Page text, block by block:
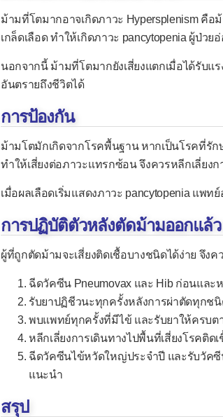
ม้ามที่โตมากอาจเกิดภาวะ Hypersplenism คือ
เกล็ดเลือด ทำให้เกิดภาวะ pancytopenia ผู้ป่วย
นอกจากนี้ ม้ามที่โตมากยังเสี่ยงแตกเมื่อได้รับแ
อันตรายถึงชีวิตได้
การป้องกัน
ม้ามโตมักเกิดจากโรคพื้นฐาน หากเป็นโรคที่รั
ทำให้เสี่ยงต่อภาวะแทรกซ้อน จึงควรหลีกเลี่ยง
เมื่อผลเลือดเริ่มแสดงภาวะ pancytopenia แ
การปฏิบัติตัวหลังตัดม้ามออกแล้ว
ผู้ที่ถูกตัดม้ามจะเสี่ยงติดเชื้อบางชนิดได้ง่าย จึง
ฉีดวัคซีน Pneumovax และ Hib ก่อนและ
รับยาปฏิชีวนะทุกครั้งหลังการผ่าตัดทุกช
พบแพทย์ทุกครั้งที่มีไข้ และรับยาให้ครบต
หลีกเลี่ยงการเดินทางไปพื้นที่เสี่ยงโรคติด
ฉีดวัคซีนไข้หวัดใหญ่ประจำปี และรับวัค
แนะนำ
สรุป